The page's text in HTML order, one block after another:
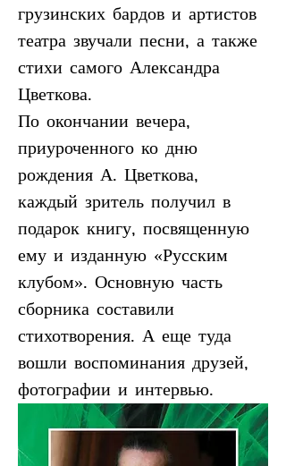
грузинских бардов и артистов
театра звучали песни, а также
стихи самого Александра
Цветкова.
По окончании вечера,
приуроченного ко дню
рождения А. Цветкова,
каждый зритель получил в
подарок книгу, посвященную
ему и изданную «Русским
клубом». Основную часть
сборника составили
стихотворения. А еще туда
вошли воспоминания друзей,
фотографии и интервью.